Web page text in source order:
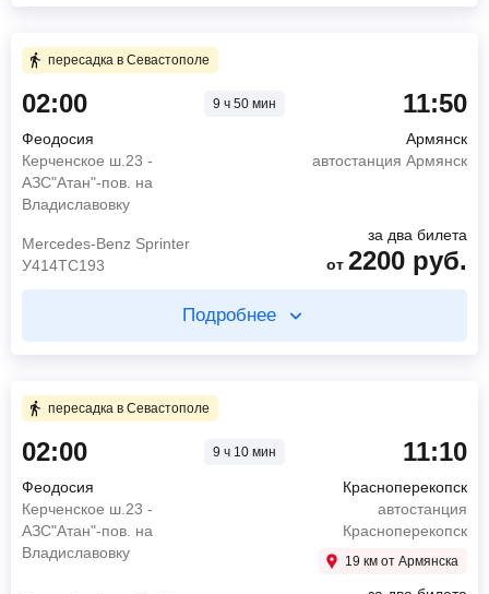
автовокзал Ялта
2 ч 55 мин в пути
01:50
04:45
остановка Массандра
08:00
автовокзал Ялта
12:20
автостанция Красноперекопск
EOS 1680 руб.
пересадка в Севастополе
02:00 9 ч 50 мин
Феодосия
Керченское ш.23 -
АЗС"Атан"-пов. на
Владиславовку
11:50
Армянск
автостанция Армянск
Mercedes-Benz Sprinter
У414ТС193
за два билета
от 2200 руб.
Подробнее
3 ч 0 мин в пути
02:00
05:00
Севастополь
автовокзал Севастополь
940 руб.
пересадка в Севастополе
02:00 9 ч 10 мин
Феодосия
Керченское ш.23 -
АЗС"Атан"-пов. на
Владиславовку
11:10
Красноперекопск
автостанция
Красноперекопск
19 км от Армянска